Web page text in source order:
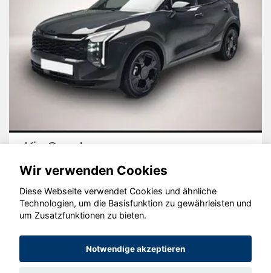
Kia Sportage
© konjunkturmotor.de GmbH 2020 - 2026
Wir verwenden Cookies
Diese Webseite verwendet Cookies und ähnliche
Technologien, um die Basisfunktion zu gewährleisten und
um Zusatzfunktionen zu bieten.
Notwendige akzeptieren